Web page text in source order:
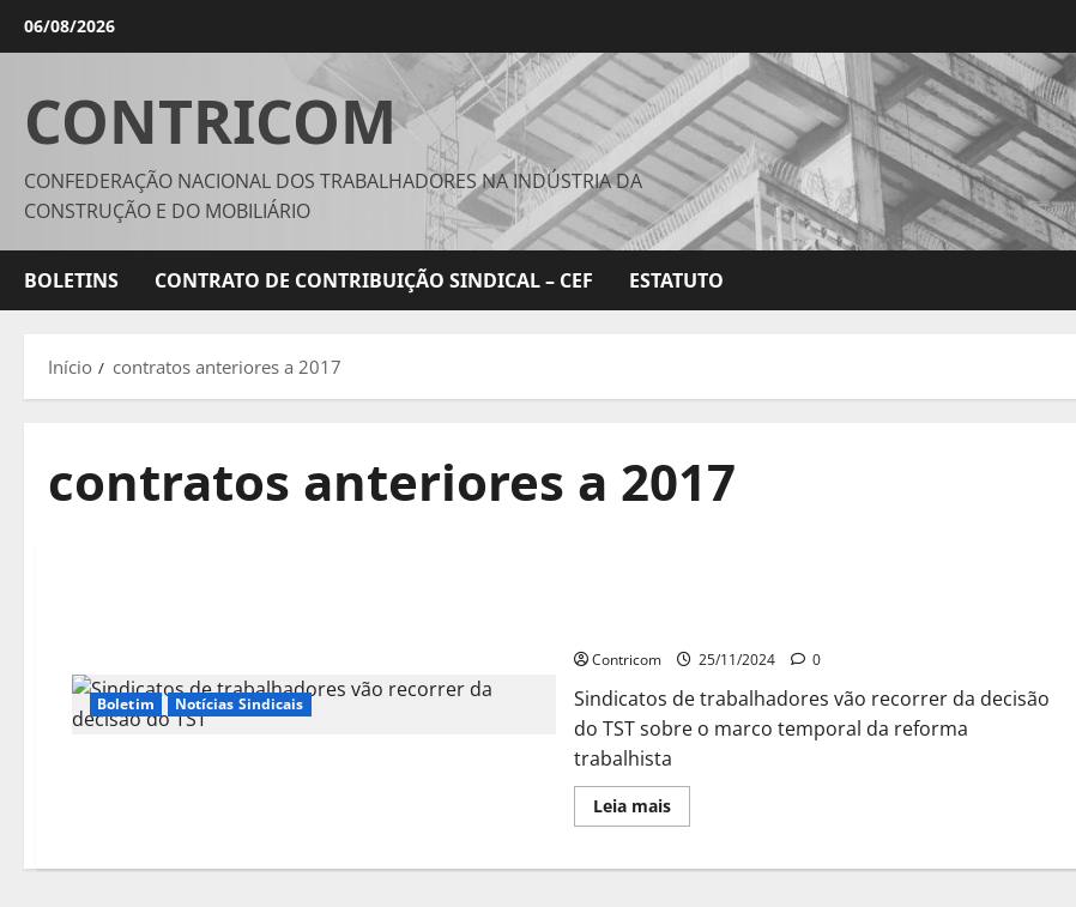
conteúdo
06/08/2026
CONTRICOM
CONFEDERAÇÃO NACIONAL DOS TRABALHADORES NA INDÚSTRIA DA
CONSTRUÇÃO E DO MOBILIÁRIO
BOLETINS CONTRATO DE CONTRIBUIÇÃO SINDICAL – CEF ESTATUTO
Início contratos anteriores a 2017
contratos anteriores a 2017
Boletim Notícias Sindicais
Contricom 25/11/2024 0
Sindicatos de trabalhadores vão recorrer da decisão
do TST sobre o marco temporal da reforma
trabalhista
Leia maisLeia
mais
de